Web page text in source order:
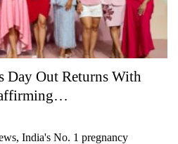
Day Out Returns With
India's No. 1 pregnancy